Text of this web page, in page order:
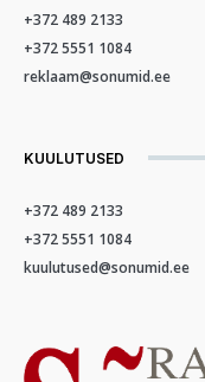
+372 489 2133
+372 5551 1084
reklaam@sonumid.ee
KUULUTUSED
+372 489 2133
+372 5551 1084
kuulutused@sonumid.ee